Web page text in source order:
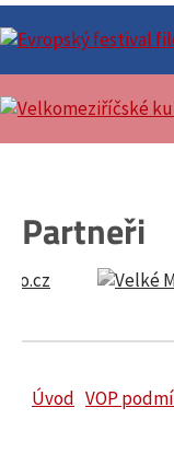
Partneři
Úvod VOP